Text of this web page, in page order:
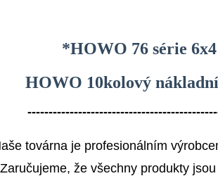
*HOWO 76 série
HOWO 10kolový
továrna je profesionálním
Zaručujeme, že všechny produkty